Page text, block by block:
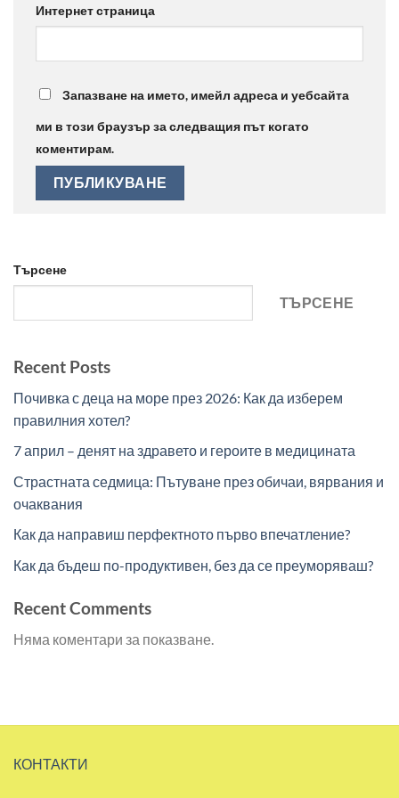
Интернет страница
Запазване на името, имейл адреса и уебсайта
ми в този браузър за следващия път когато
коментирам.
Търсене
ТЪРСЕНЕ
Recent Posts
Почивка с деца на море през 2026: Как да изберем
правилния хотел?
7 април – денят на здравето и героите в медицината
Страстната седмица: Пътуване през обичаи, вярвания и
очаквания
Как да направиш перфектното първо впечатление?
Как да бъдеш по-продуктивен, без да се преуморяваш?
Recent Comments
Няма коментари за показване.
КОНТАКТИ